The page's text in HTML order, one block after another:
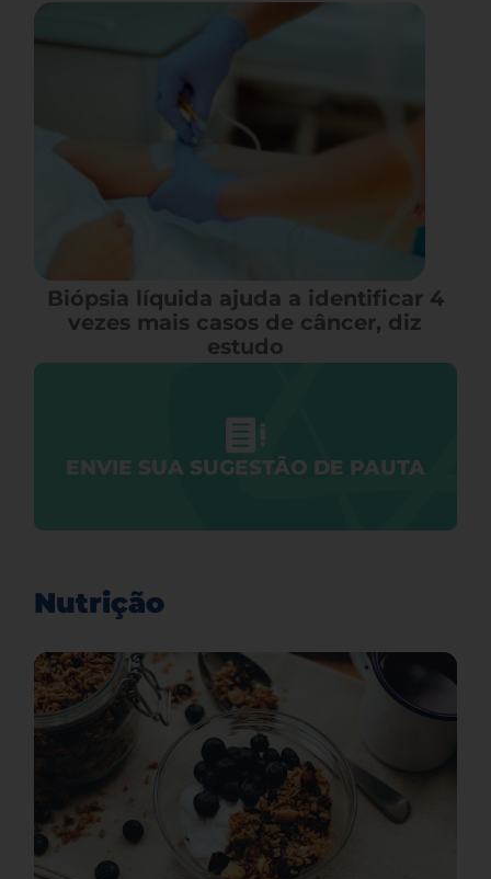
Biópsia líquida ajuda a identificar 4
vezes mais casos de câncer, diz
estudo
ENVIE SUA SUGESTÃO DE PAUTA
Nutrição